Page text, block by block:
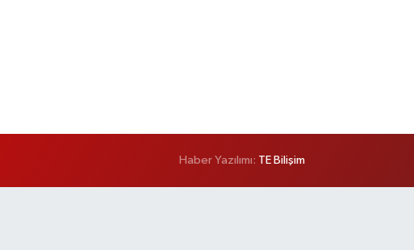
Haber Yazılımı: TE Bilişim